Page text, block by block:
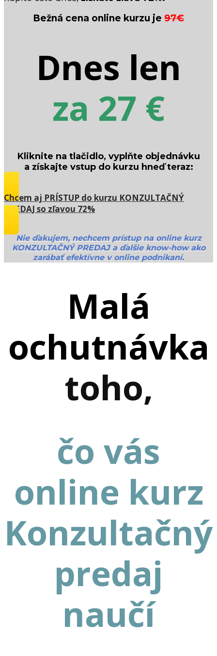
Bežná cena online kurzu je 97€
Dnes len
za 27 €
Kliknite na tlačidlo, vyplňte objednávku
a získajte vstup do kurzu hneď teraz:
Chcem aj PRÍSTUP do kurzu KONZULTAČNÝ
PREDAJ so zľavou 72%
Nie ďakujem, nechcem prístup na online kurz
KONZULTAČNÝ PREDAJ a ďalšie know-how ako
zarábať efektívne v online podnikaní.
Malá
ochutnávka
toho,
čo vás
online kurz
Konzultačný
predaj
naučí